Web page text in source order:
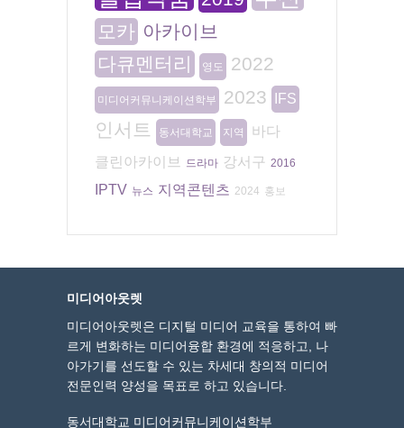
모카 아카이브
다큐멘터리
영도 2022
미디어커뮤니케이션학부 2023 IFS
인서트 동서대학교 지역
바다
클린아카이브
드라마 강서구 2016
IPTV 뉴스 지역콘텐츠 2024 홍보
미디어아웃렛
미디어아웃렛은 디지털 미디어 교육을 통하여 빠
르게 변화하는 미디어융합 환경에 적응하고, 나
아가기를 선도할 수 있는 차세대 창의적 미디어
전문인력 양성을 목표로 하고 있습니다.
동서대학교 미디어커뮤니케이션학부